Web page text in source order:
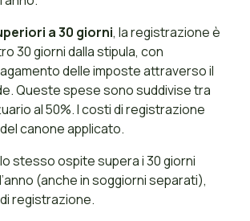
a 30 giorni, la registrazione è
30 giorni dalla stipula, con
delle imposte attraverso il
Queste spese sono suddivise tra
al 50%. I costi di registrazione
canone applicato.
stesso ospite supera i 30 giorni
(anche in soggiorni separati),
registrazione.